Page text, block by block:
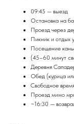
09:45 — выезд
Остановка на
Проезд через
Пикник и отдых
Посещение
(45–60 минут
Деревня
Обед (курица
Свободное
Проезд мимо
~16:30 —